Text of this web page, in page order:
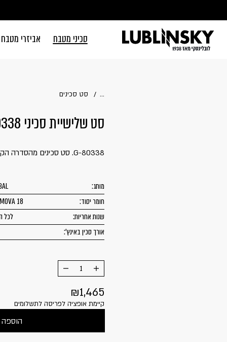
סכיני מטבח אביזרי מטבח
זכור אותי
... סט סכינים
סט שלישיית סכיני GLOBAL | G-80338
G-80338. סט סכינים מהסדרה הקלאסית של חברת GLOBAL.
מותג:
חומר יסוד:
18
שנות אחריות:
לכל
אורך סכין באינץ':
הוסף
מוצר
החסר
1,465
קיימת אופציה לפריסה לתשלומים